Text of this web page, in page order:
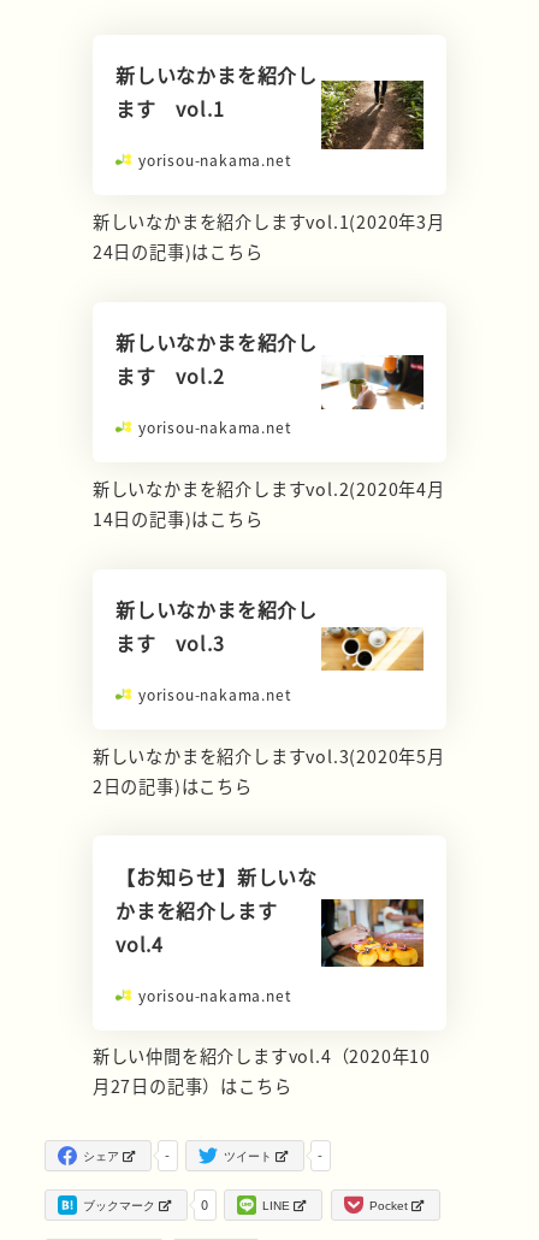
新しいなかまを紹介し
ます vol.1
yorisou-nakama.net
新しいなかまを紹介しますvol.1(2020年3月
24日の記事)はこちら
新しいなかまを紹介し
ます vol.2
yorisou-nakama.net
新しいなかまを紹介しますvol.2(2020年4月
14日の記事)はこちら
新しいなかまを紹介し
ます vol.3
yorisou-nakama.net
新しいなかまを紹介しますvol.3(2020年5月
2日の記事)はこちら
【お知らせ】新しいな
かまを紹介します
vol.4
yorisou-nakama.net
新しい仲間を紹介しますvol.4（2020年10
月27日の記事）はこちら
-
シェア -
ツイート
0
ブックマーク LINE Pocket